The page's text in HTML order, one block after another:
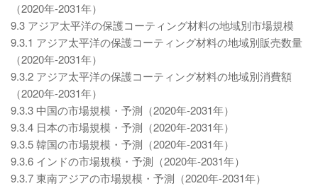
（2020年-2031年）
9.3 アジア太平洋の保護コーティング材料の地域別市場規模
9.3.1 アジア太平洋の保護コーティング材料の地域別販売数量
（2020年-2031年）
9.3.2 アジア太平洋の保護コーティング材料の地域別消費額
（2020年-2031年）
9.3.3 中国の市場規模・予測（2020年-2031年）
9.3.4 日本の市場規模・予測（2020年-2031年）
9.3.5 韓国の市場規模・予測（2020年-2031年）
9.3.6 インドの市場規模・予測（2020年-2031年）
9.3.7 東南アジアの市場規模・予測（2020年-2031年）